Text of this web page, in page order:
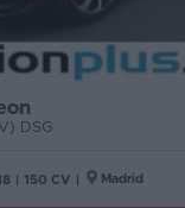
DSG
150 CV Madrid